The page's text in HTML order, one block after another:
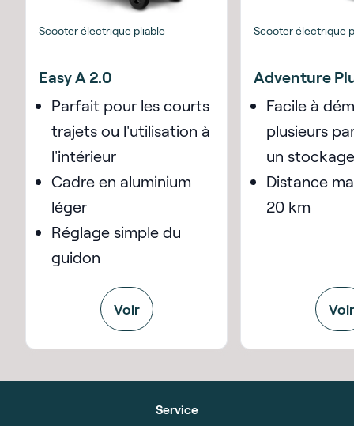
Scooter électrique pliable
Easy A 2.0
Parfait pour les courts
trajets ou l'utilisation à
l'intérieur
Cadre en aluminium
léger
Réglage simple du
guidon
Voir
Scooter électrique
Adventure
Facile à
plusieurs
un
Distance
20 km
Voir
Service